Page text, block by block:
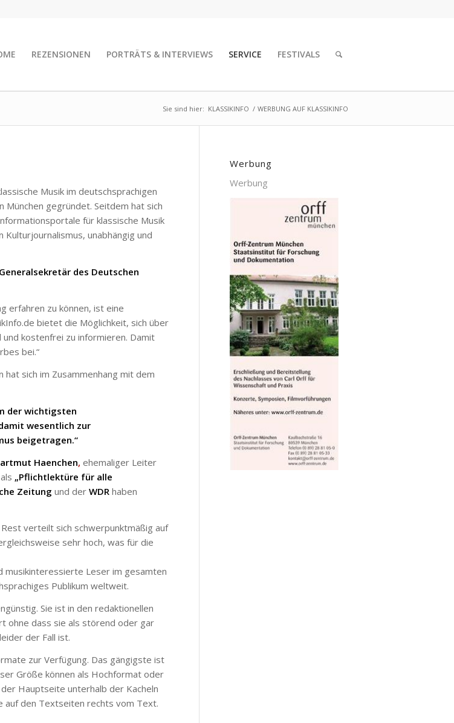
REZENSIONEN PORTRÄTS & INTERVIEWS SERVICE FESTIVALS
Sie sind hier: KLASSIKINFO / WERBUNG AUF KLASSIKINFO
Musik im deutschsprachigen
München gegründet. Seitdem hat sich
für klassische Musik
unabhängig und
Generalsekretär des Deutschen
erfahren zu können, ist eine
bietet die Möglichkeit, sich über
und kostenfrei zu informieren. Damit
bei.“
hat sich im Zusammenhang mit dem
der wichtigsten
wesentlich zur
beigetragen.“
Haenchen, ehemaliger Leiter
„Pflichtlektüre für alle
Zeitung und der WDR haben
verteilt sich schwerpunktmäßig auf
sehr hoch, was für die
musikinteressierte Leser im gesamten
Publikum weltweit.
Sie ist in den redaktionellen
ohne dass sie als störend oder gar
der Fall ist.
zur Verfügung. Das gängigste ist
Größe können als Hochformat oder
Hauptseite unterhalb der Kacheln
auf den Textseiten rechts vom Text.
Werbung
Werbung